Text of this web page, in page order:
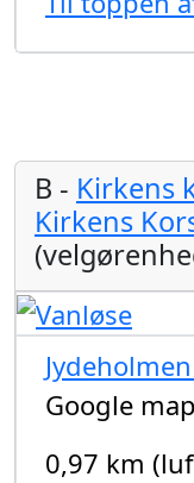
B - Kirkens
Kirkens
Google
0,97 km